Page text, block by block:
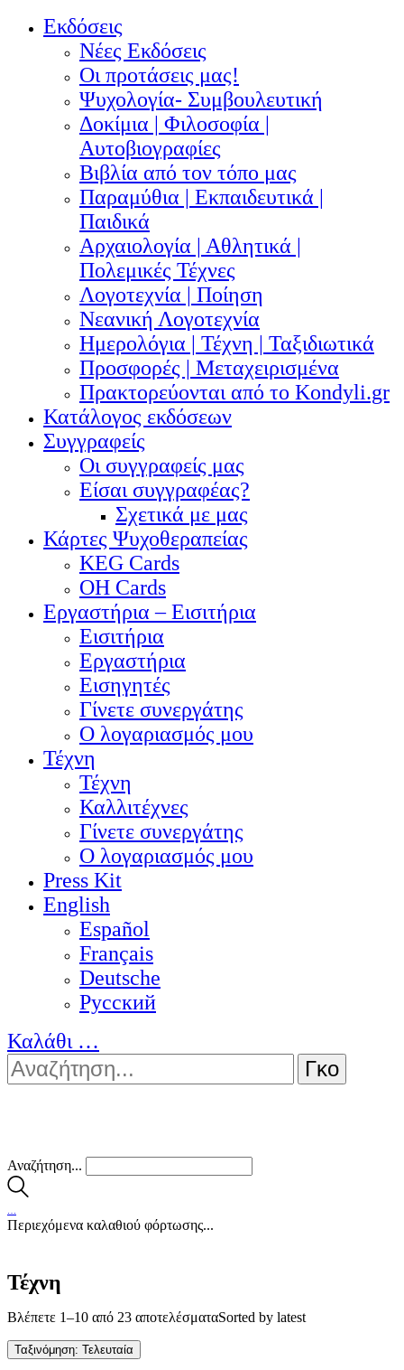
Εκδόσεις
Νέες Εκδόσεις
Οι προτάσεις μας!
Ψυχολογία- Συμβουλευτική
Δοκίμια | Φιλοσοφία |
Αυτοβιογραφίες
Βιβλία από τον τόπο μας
Παραμύθια | Εκπαιδευτικά |
Παιδικά
Αρχαιολογία | Αθλητικά |
Πολεμικές Τέχνες
Λογοτεχνία | Ποίηση
Νεανική Λογοτεχνία
Ημερολόγια | Τέχνη | Ταξιδιωτικά
Προσφορές | Μεταχειρισμένα
Πρακτορεύονται από το Kondyli.gr
Κατάλογος εκδόσεων
Συγγραφείς
Οι συγγραφείς μας
Είσαι συγγραφέας?
Σχετικά με μας
Κάρτες Ψυχοθεραπείας
KEG Cards
OH Cards
Εργαστήρια – Εισιτήρια
Εισιτήρια
Εργαστήρια
Εισηγητές
Γίνετε συνεργάτης
Ο λογαριασμός μου
Τέχνη
Τέχνη
Καλλιτέχνες
Γίνετε συνεργάτης
Ο λογαριασμός μου
Press Kit
English
Español
Français
Deutsche
Pусский
Καλάθι …
Αναζήτηση...
Περιεχόμενα καλαθιού φόρτωσης...
Τέχνη
Βλέπετε 1–10 από 23 αποτελέσματαSorted by latest
Ταξινόμηση: Τελευταία